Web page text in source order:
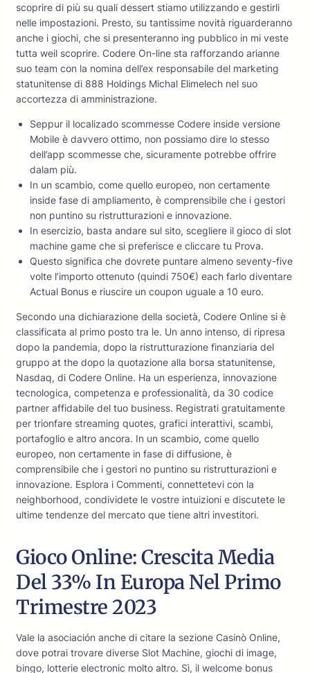
scoprire di più su quali dessert stiamo utilizzando e gestirli
nelle impostazioni. Presto, su tantissime novità riguarderanno
anche i giochi, che si presenteranno ing pubblico in mi veste
tutta weil scoprire. Codere On-line sta rafforzando arianne
suo team con la nomina dell’ex responsabile del marketing
statunitense di 888 Holdings Michal Elimelech nel suo
accortezza di amministrazione.
Seppur il localizado scommesse Codere inside versione
Mobile è davvero ottimo, non possiamo dire lo stesso
dell’app scommesse che, sicuramente potrebbe offrire
dalam più.
In un scambio, come quello europeo, non certamente
inside fase di ampliamento, è comprensibile che i gestori
non puntino su ristrutturazioni e innovazione.
In esercizio, basta andare sul sito, scegliere il gioco di slot
machine game che si preferisce e cliccare tu Prova.
Questo significa che dovrete puntare almeno seventy-five
volte l’importo ottenuto (quindi 750€) each farlo diventare
Actual Bonus e riuscire un coupon uguale a 10 euro.
Secondo una dichiarazione della società, Codere Online si è
classificata al primo posto tra le. Un anno intenso, di ripresa
dopo la pandemia, dopo la ristrutturazione finanziaria del
gruppo at the dopo la quotazione alla borsa statunitense,
Nasdaq, di Codere Online. Ha un esperienza, innovazione
tecnologica, competenza e professionalità, da 30 codice
partner affidabile del tuo business. Registrati gratuitamente
per trionfare streaming quotes, grafici interattivi, scambi,
portafoglio e altro ancora. In un scambio, come quello
europeo, non certamente in fase di diffusione, è
comprensibile che i gestori no puntino su ristrutturazioni e
innovazione. Esplora i Commenti, connettetevi con la
neighborhood, condividete le vostre intuizioni e discutete le
ultime tendenze del mercato que tiene altri investitori.
Gioco Online: Crescita Media
Del 33% In Europa Nel Primo
Trimestre 2023
Vale la asociación anche di citare la sezione Casinò Online,
dove potrai trovare diverse Slot Machine, giochi di image,
bingo, lotterie electronic molto altro. Sì, il welcome bonus